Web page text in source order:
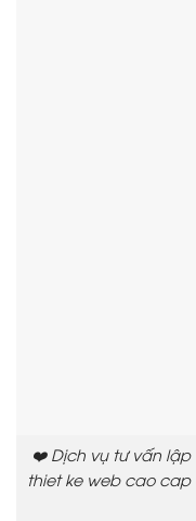
❤️ Dịch vụ tư vấn lập
thiet ke web cao cap